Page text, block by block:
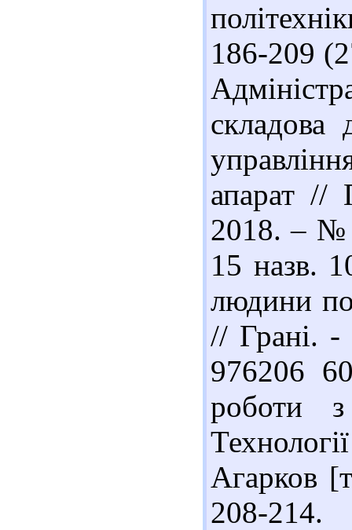
186-209
складова
апарат //
2018. – №
15 назв.
людини
// Грані.
976206
роботи
Агарков
208-214.